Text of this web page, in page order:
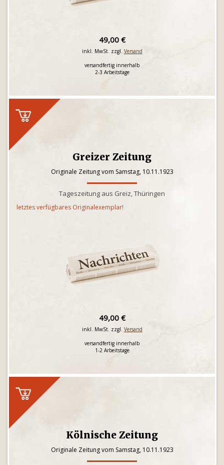
49,00 €
inkl. MwSt. zzgl. Versand
versandfertig innerhalb
2-3 Arbeitstage
Greizer Zeitung
Originale Zeitung vom Samstag, 10.11.1923
Tageszeitung aus Greiz, Thüringen
letztes verfügbares Originalexemplar!
49,00 €
inkl. MwSt. zzgl. Versand
versandfertig innerhalb
1-2 Arbeitstage
Kölnische Zeitung
Originale Zeitung vom Samstag, 10.11.1923